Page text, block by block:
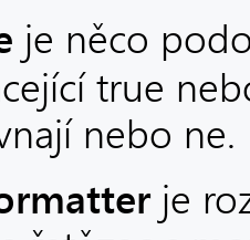
je něco
true
nebo ne.
je